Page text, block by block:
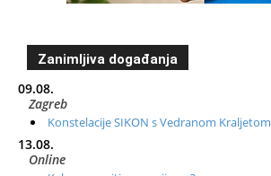
Zanimljiva događanja
09.08.
Zagreb
Konstelacije SIKON s Vedranom Kraljetom
13.08.
Online